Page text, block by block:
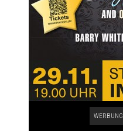
WERBUNG